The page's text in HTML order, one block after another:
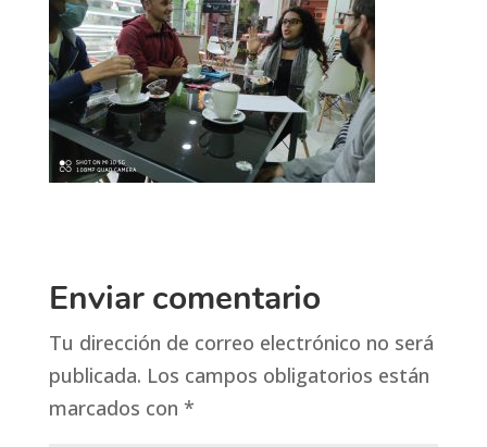
Enviar comentario
Tu dirección de correo electrónico no será
publicada. Los campos obligatorios están
marcados con *